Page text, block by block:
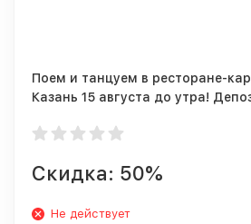
Поем и танцуем в ресторане-
Казань 15 августа до утра!
Скидка: 50%
Не действует